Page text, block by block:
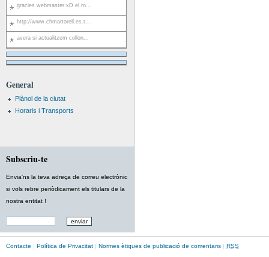
gracies webmaster xD el ro...
http://www.chmartorell.es.t...
avera si actualitzem collon...
General
Plànol de la ciutat
Horaris i Transports
Subscriu-te
Envia'ns la teva adreça de correu electrònic
si vols rebre periòdicament els titulars de la
nostra entitat !
Contacte | Política de Privacitat | Normes ètiques de publicació de comentaris | RSS